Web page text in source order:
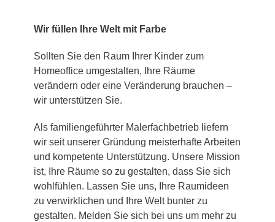
Wir füllen Ihre Welt mit Farbe
Sollten Sie den Raum Ihrer Kinder zum
Homeoffice umgestalten, Ihre Räume
verändern oder eine Veränderung brauchen –
wir unterstützen Sie.
Als familiengeführter Malerfachbetrieb liefern
wir seit unserer Gründung meisterhafte Arbeiten
und kompetente Unterstützung. Unsere Mission
ist, Ihre Räume so zu gestalten, dass Sie sich
wohlfühlen. Lassen Sie uns, Ihre Raumideen
zu verwirklichen und Ihre Welt bunter zu
gestalten. Melden Sie sich bei uns um mehr zu